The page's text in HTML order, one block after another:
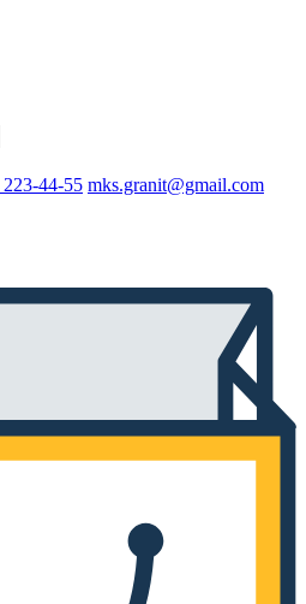
223-44-55 mks.granit@gmail.com